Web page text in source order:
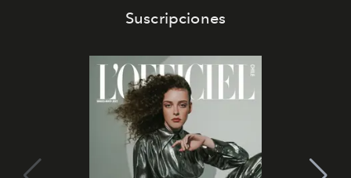
Suscripciones